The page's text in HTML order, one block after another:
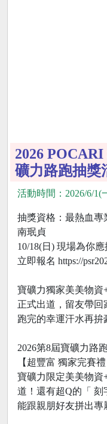
2026
礦力路跑抽獎
活動時間：2026/6/1(
抽獎資格：最熱血
南珉貞
10/18(日) 現場為你
立即報名 https://
寶礦力獨家美美物資
正式出道，留友帶回
跑完的幸運汗水再拚
2026第8屆寶礦力路
【超豐富 獨家完賽
寶礦力限定美美物資
道！還有超Q的「
能跟親朋好友拼出專